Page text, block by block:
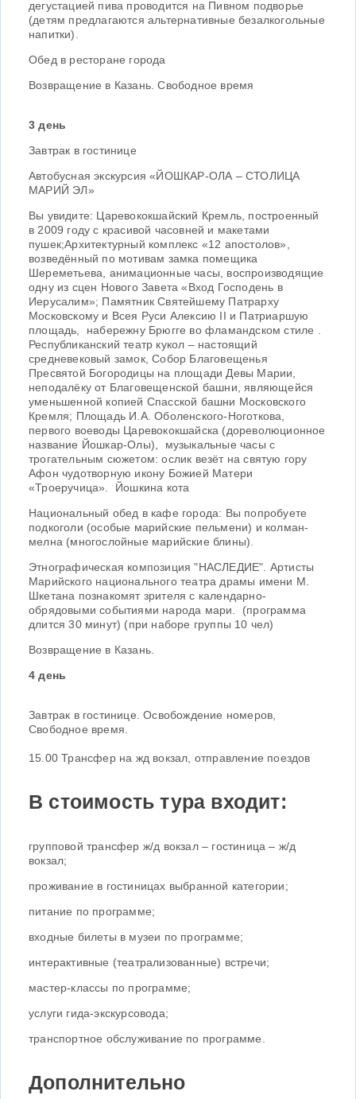
дегустацией пива проводится на Пивном подворье
(детям предлагаются альтернативные безалкогольные
напитки).
Обед в ресторане города
Возвращение в Казань. Свободное время
3 день
Завтрак в гостинице
Автобусная экскурсия «ЙОШКАР-ОЛА – СТОЛИЦА
МАРИЙ ЭЛ»
Вы увидите: Царевококшайский Кремль, построенный
в 2009 году с красивой часовней и макетами
пушек;Архитектурный комплекс «12 апостолов»,
возведённый по мотивам замка помещика
Шереметьева, анимационные часы, воспроизводящие
одну из сцен Нового Завета «Вход Господень в
Иерусалим»; Памятник Святейшему Патрарху
Московскому и Всея Руси Алексию II и Патриаршую
площадь, набережну Брюгге во фламандском стиле .
Республиканский театр кукол – настоящий
средневековый замок, Собор Благовещенья
Пресвятой Богородицы на площади Девы Марии,
неподалёку от Благовещенской башни, являющейся
уменьшенной копией Спасской башни Московского
Кремля; Площадь И.А. Оболенского-Ноготкова,
первого воеводы Царевококшайска (дореволюционное
название Йошкар-Олы), музыкальные часы с
трогательным сюжетом: ослик везёт на святую гору
Афон чудотворную икону Божией Матери
«Троеручица». Йошкина кота
Национальный обед в кафе города: Вы попробуете
подкоголи (особые марийские пельмени) и колман-
мелна (многослойные марийские блины).
Этнографическая композиция "НАСЛЕДИЕ". Артисты
Марийского национального театра драмы имени М.
Шкетана познакомят зрителя с календарно-
обрядовыми событиями народа мари. (программа
длится 30 минут) (при наборе группы 10 чел)
Возвращение в Казань.
4 день
Завтрак в гостинице. Освобождение номеров,
Свободное время.
15.00 Трансфер на жд вокзал, отправление поездов
В стоимость тура входит:
групповой трансфер ж/д вокзал – гостиница – ж/д
вокзал;
проживание в гостиницах выбранной категории;
питание по программе;
входные билеты в музеи по программе;
интерактивные (театрализованные) встречи;
мастер-классы по программе;
услуги гида-экскурсовода;
транспортное обслуживание по программе.
Дополнительно